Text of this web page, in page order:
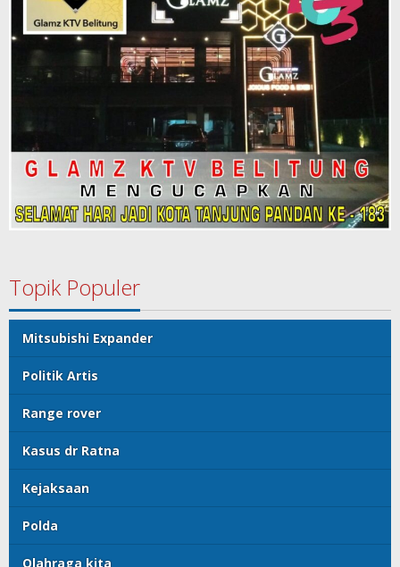
Topik Populer
Mitsubishi Expander
Politik Artis
Range rover
Kasus dr Ratna
Kejaksaan
Polda
Olahraga kita